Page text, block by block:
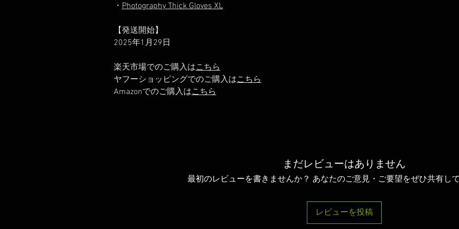
・ Photography Thick Gloves XL
【発送開始】
2025年1月29日
楽天市場でのご購入はこちら
ヤフーショッピングでのご購入はこちら
Amazonでのご購入はこちら
まだレビューはありません
最初のレビューを書きませんか？ あなたのご意見・ご要望をぜひ共有して
レビューを投稿